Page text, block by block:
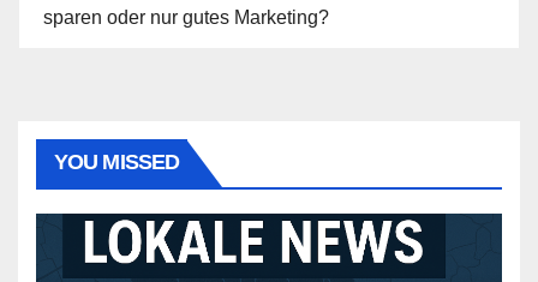
sparen oder nur gutes Marketing?
YOU MISSED